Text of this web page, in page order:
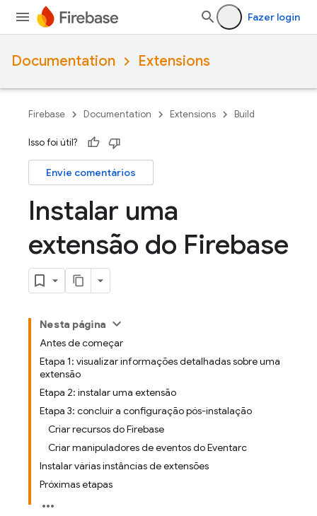
Fazer login
Documentation Extensions
Firebase Documentation Extensions Build
Isso foi útil?
Envie comentários
Instalar uma
extensão do Firebase
Nesta página
Antes de começar
Etapa 1: visualizar informações detalhadas sobre uma
extensão
Etapa 2: instalar uma extensão
Etapa 3: concluir a configuração pós-instalação
Criar recursos do Firebase
Criar manipuladores de eventos do Eventarc
Instalar várias instâncias de extensões
Próximas etapas